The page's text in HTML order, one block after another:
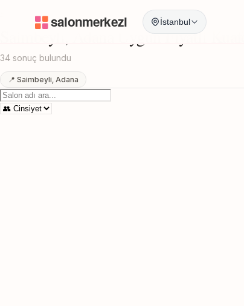
İstanbul
Uygun Fiyatli Kuafor
Saimbeyli, Adana Uygun Fiyatli Kuafor
34 sonuç bulundu
📍 Saimbeyli, Adana